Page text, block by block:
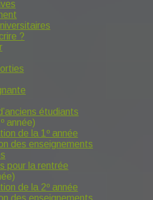
?
étudiants
année)
de la 1º année
des enseignements
pour la rentrée
de la 2º année
des enseignements